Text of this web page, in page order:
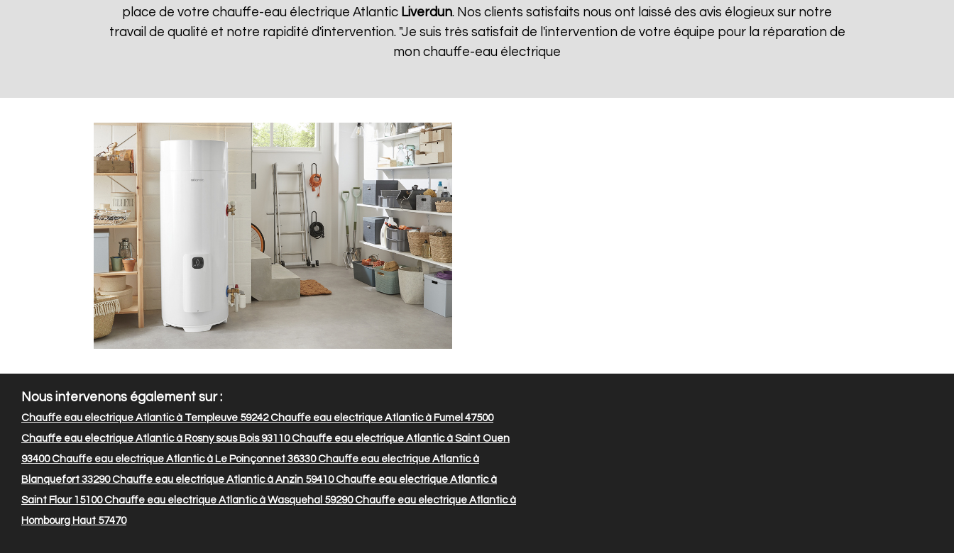
place de votre chauffe-eau électrique Atlantic Liverdun. Nos clients satisfaits nous ont laissé des avis élogieux sur notre
travail de qualité et notre rapidité d'intervention. "Je suis très satisfait de l'intervention de votre équipe pour la réparation de
mon chauffe-eau électrique
Nous intervenons également sur :
Chauffe eau electrique Atlantic à Templeuve 59242Chauffe eau electrique Atlantic à Fumel 47500
Chauffe eau electrique Atlantic à Rosny sous Bois 93110Chauffe eau electrique Atlantic à Saint Ouen
93400Chauffe eau electrique Atlantic à Le Poinçonnet 36330Chauffe eau electrique Atlantic à
Blanquefort 33290Chauffe eau electrique Atlantic à Anzin 59410Chauffe eau electrique Atlantic à
Saint Flour 15100Chauffe eau electrique Atlantic à Wasquehal 59290Chauffe eau electrique Atlantic à
Hombourg Haut 57470